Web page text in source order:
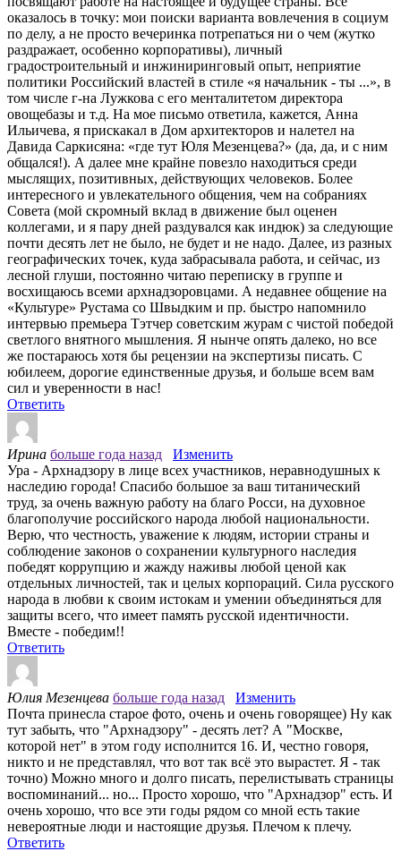
оказалось в точку: мои поиски варианта вовлечения в социум
по делу, а не просто вечеринка потрепаться ни о чем (жутко
раздражает, особенно корпоративы), личный
градостроительный и инжиниринговый опыт, неприятие
политики Российский властей в стиле «я начальник - ты ...», в
том числе г-на Лужкова с его менталитетом директора
овощебазы и т.д. На мое письмо ответила, кажется, Анна
Ильичева, я прискакал в Дом архитекторов и налетел на
Давида Саркисяна: «где тут Юля Мезенцева?» (да, да, и с ним
общался!). А далее мне крайне повезло находиться среди
мыслящих, позитивных, действующих человеков. Более
интересного и увлекательного общения, чем на собраниях
Совета (мой скромный вклад в движение был оценен
коллегами, и я пару дней раздувался как индюк) за следующие
почти десять лет не было, не будет и не надо. Далее, из разных
географических точек, куда забрасывала работа, и сейчас, из
лесной глуши, постоянно читаю переписку в группе и
восхищаюсь всеми архнадзоровцами. А недавнее общение на
«Культуре» Рустама со Швыдким и пр. быстро напомнило
интервью премьера Тэтчер советским журам с чистой победой
светлого внятного мышления. Я нынче опять далеко, но все
же постараюсь хотя бы рецензии на экспертизы писать. С
юбилеем, дорогие единственные друзья, и больше всем вам
сил и уверенности в нас!
Ответить
Ирина больше года назад
Изменить
Ура - Архнадзору в лице всех участников, неравнодушных к
наследию города! Спасибо большое за ваш титанический
труд, за очень важную работу на благо Росси, на духовное
благополучие российского народа любой национальности.
Верю, что честность, уважение к людям, истории страны и
соблюдение законов о сохранении культурного наследия
победят коррупцию и жажду наживы любой ценой как
отдельных личностей, так и целых корпораций. Сила русского
народа в любви к своим истокам и умении объединяться для
защиты всего, что имеет память русской идентичности.
Вместе - победим!!
Ответить
Юлия Мезенцева больше года назад
Изменить
Почта принесла старое фото, очень и очень говорящее) Ну как
тут забыть, что "Архнадзору" - десять лет? А "Москве,
которой нет" в этом году исполнится 16. И, честно говоря,
никто и не представлял, что вот так всё это вырастет. Я - так
точно) Можно много и долго писать, перелистывать страницы
воспоминаний... но... Просто хорошо, что "Архнадзор" есть. И
очень хорошо, что все эти годы рядом со мной есть такие
невероятные люди и настоящие друзья. Плечом к плечу.
Ответить